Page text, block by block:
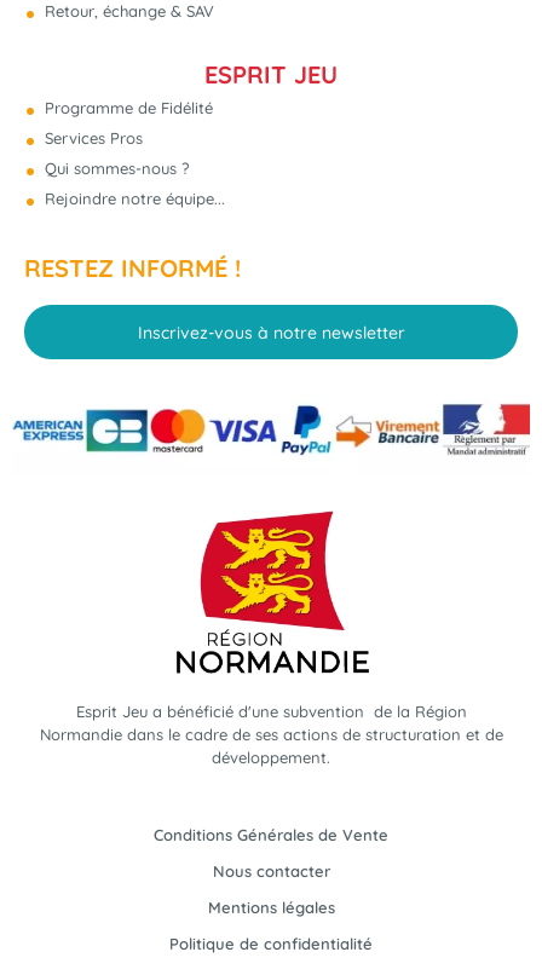
Retour, échange & SAV
ESPRIT JEU
Programme de Fidélité
Services Pros
Qui sommes-nous ?
Rejoindre notre équipe...
RESTEZ INFORMÉ !
Inscrivez-vous à notre newsletter
Esprit Jeu a bénéficié d'une subvention de la Région
Normandie dans le cadre de ses actions de structuration et de
développement.
Conditions Générales de Vente
Nous contacter
Mentions légales
Politique de confidentialité